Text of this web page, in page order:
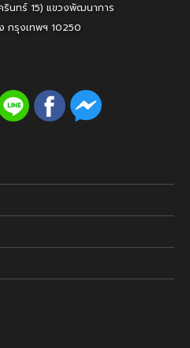
นทร์ 15) แขวงพัฒนาการ
กรุงเทพฯ 10250